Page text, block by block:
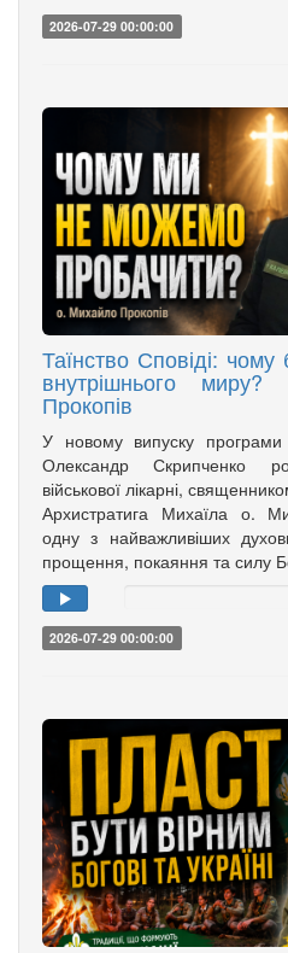
2026-07-29 00:00:00
Таїнство Сповіді:
внутрішнього
Прокопів
У новому випуску
Олександр Скрипченко
військової лікарні,
Архистратига Михаїла о.
одну з найважливіших
прощення, покаяння та силу
2026-07-29 00:00:00